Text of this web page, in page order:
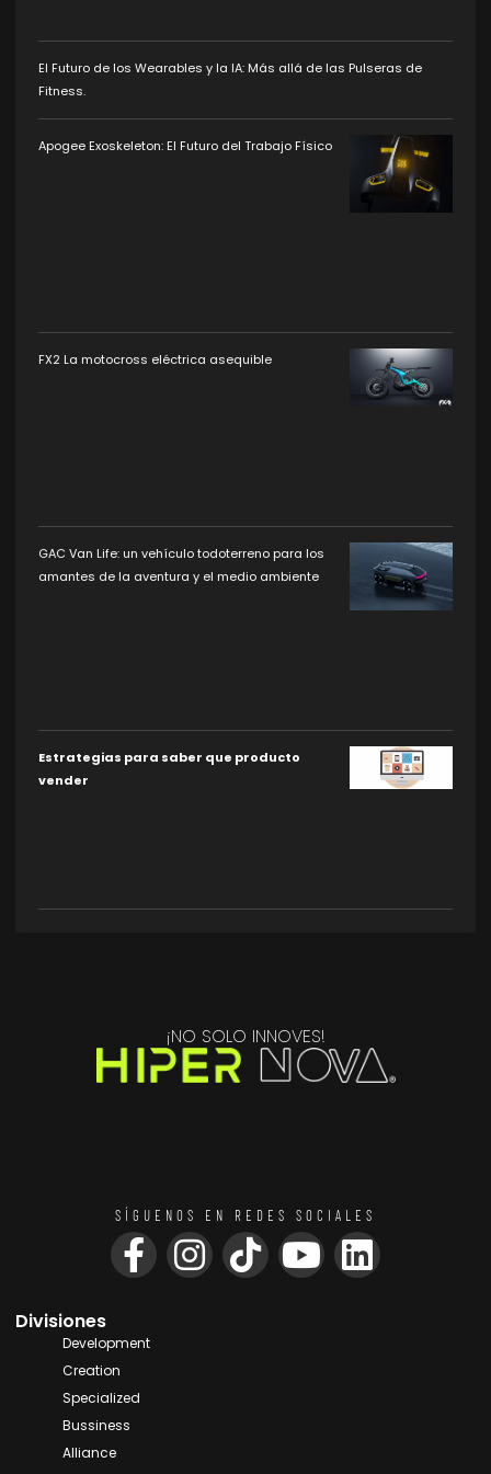
El Futuro de los Wearables y la IA: Más allá de las Pulseras de
Fitness.
Apogee Exoskeleton: El Futuro del Trabajo Físico
FX2 La motocross eléctrica asequible
GAC Van Life: un vehículo todoterreno para los
amantes de la aventura y el medio ambiente
Estrategias para saber que producto
vender
¡NO SOLO INNOVES!
SÍGUENOS EN REDES SOCIALES
Divisiones
Development
Creation
Specialized
Bussiness
Alliance